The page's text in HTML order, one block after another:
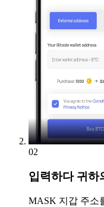
02
입력하다귀하
MASK 지갑 주소